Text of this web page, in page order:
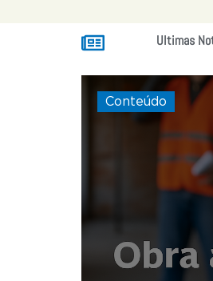
Ultimas
Conteúdo